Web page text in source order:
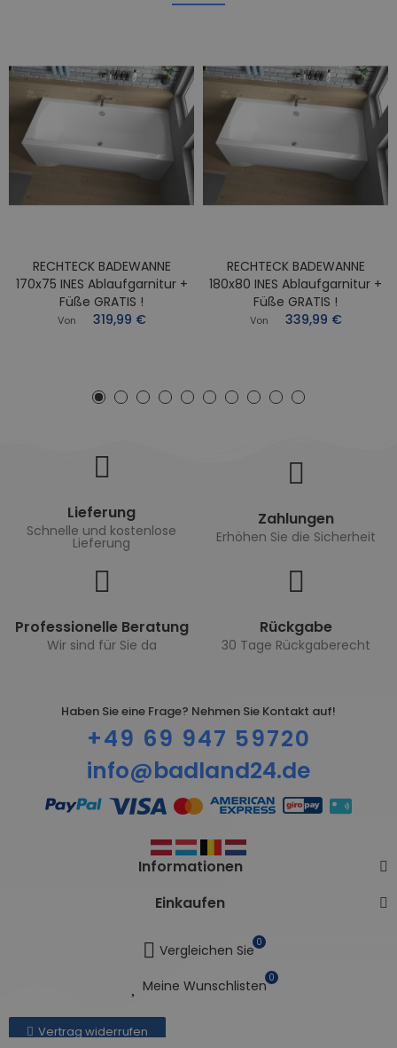
RECHTECK BADEWANNE
170x75 INES Ablaufgarnitur +
Füße GRATIS !
Von 319,99 €
RECHTECK BADEWANNE
180x80 INES Ablaufgarnitur +
Füße GRATIS !
Von 339,99 €
Lieferung
Schnelle und kostenlose
Lieferung
Zahlungen
Erhöhen Sie die Sicherheit
Professionelle Beratung
Wir sind für Sie da
Rückgabe
30 Tage Rückgaberecht
Haben Sie eine Frage? Nehmen Sie Kontakt auf!
+49 69 947 59720
info@badland24.de
Informationen
Einkaufen
Vergleichen Sie 0
Meine Wunschlisten 0
Vertrag widerrufen